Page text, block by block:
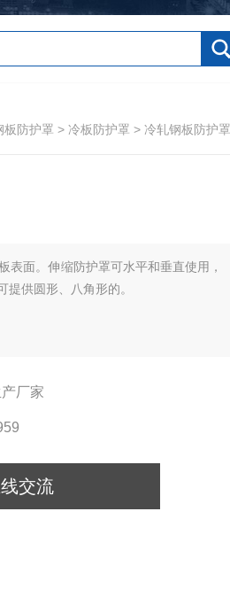
板防护罩 > 冷板防护罩 > 冷轧钢板防护罩
表面。伸缩防护罩可水平和垂直使用，
供圆形、八角形的。
厂家
交流